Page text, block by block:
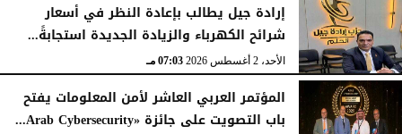
إرادة جيل يطالب بإعادة النظر في أسعار
شرائح الكهرباء والزيادة الجديدة استجابةً...
الأحد، 2 أغسطس 2026 07:03 مـ
المؤتمر العربي العاشر لأمن المعلومات يفتح
باب التصويت على جائزة «Arab Cybersecurity...